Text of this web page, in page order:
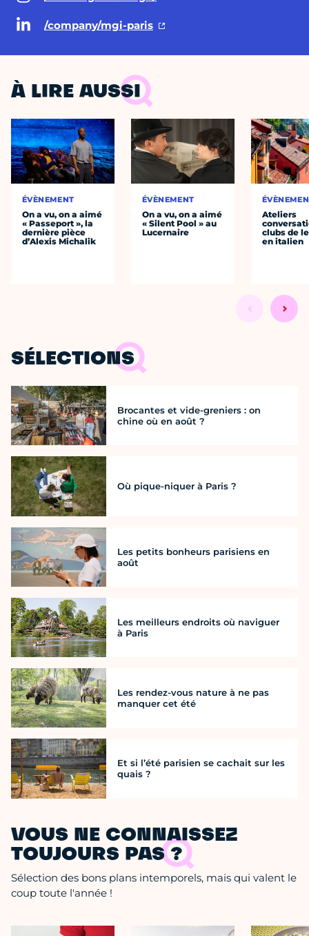
/company/mgi-paris
À LIRE AUSSI
ÉVÈNEMENT
On a vu, on a aimé
« Passeport », la
dernière pièce
d’Alexis Michalik
ÉVÈNEMENT
On a vu, on a aimé
« Silent Pool » au
Lucernaire
Ateliers
clubs de
en italien
SÉLECTIONS
Brocantes et vide-greniers : on
chine où en août ?
Où pique-niquer à Paris ?
Les petits bonheurs parisiens en
août
Les meilleurs endroits où naviguer
à Paris
Les rendez-vous nature à ne pas
manquer cet été
Et si l’été parisien se cachait sur les
quais ?
VOUS NE CONNAISSEZ
TOUJOURS PAS ?
Sélection des bons plans intemporels, mais qui valent le
coup toute l'année !